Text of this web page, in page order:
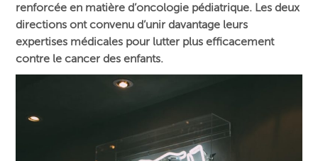
renforcée en matière d’oncologie pédiatrique. Les deux
directions ont convenu d’unir davantage leurs
expertises médicales pour lutter plus efficacement
contre le cancer des enfants.